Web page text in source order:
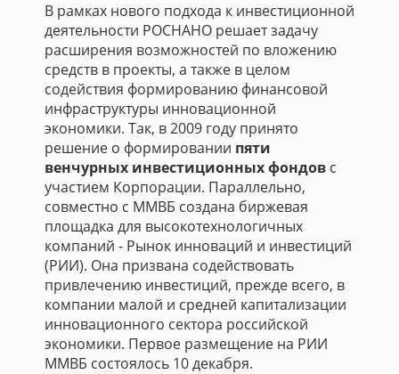
В рамках нового подхода к инвестиционной
деятельности РОСНАНО решает задачу
расширения возможностей по вложению
средств в проекты, а также в целом
содействия формированию финансовой
инфраструктуры инновационной
экономики. Так, в 2009 году принято
решение о формировании пяти
венчурных инвестиционных фондов с
участием Корпорации. Параллельно,
совместно с ММВБ создана биржевая
площадка для высокотехнологичных
компаний - Рынок инноваций и инвестиций
(РИИ). Она призвана содействовать
привлечению инвестиций, прежде всего, в
компании малой и средней капитализации
инновационного сектора российской
экономики. Первое размещение на РИИ
ММВБ состоялось 10 декабря.